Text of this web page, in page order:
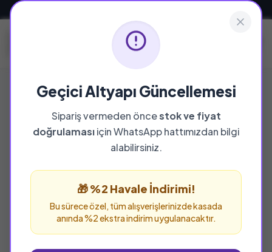
Geçici Altyapı Güncellemesi
Sipariş vermeden öncestok ve fiyat
doğrulamasıiçin WhatsApp hattımızdan bilgi
alabilirsiniz.
🎁 %2 Havale İndirimi!
Bu sürece özel, tüm alışverişlerinizde kasada
anında %2 ekstra indirim uygulanacaktır.
YAYINEVI
Araştırma Yayınları
Araştırma Yayınları yayınevine ait tüm eserleri
bu sayfada inceleyebilir ve güvenle sipariş